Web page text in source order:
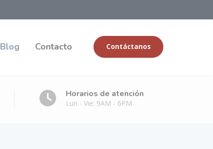
Blog Contacto Contáctanos
Horarios de atención
Lun - Vie: 9AM - 6PM